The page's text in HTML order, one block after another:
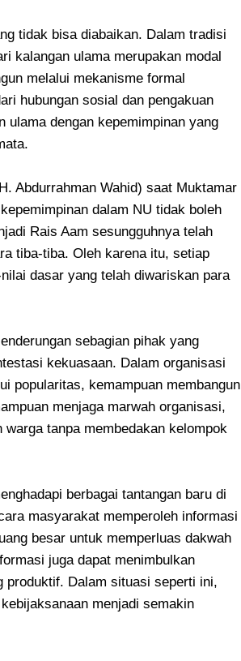
tidak bisa diabaikan. Dalam tradisi
kalangan ulama merupakan modal
melalui mekanisme formal
hubungan sosial dan pengakuan
ulama dengan kepemimpinan yang
Abdurrahman Wahid) saat Muktamar
dalam NU tidak boleh
Rais Aam sesungguhnya telah
tiba-tiba. Oleh karena itu, setiap
dasar yang telah diwariskan para
sebagian pihak yang
kekuasaan. Dalam organisasi
popularitas, kemampuan membangun
menjaga marwah organisasi,
tanpa membedakan kelompok
berbagai tantangan baru di
masyarakat memperoleh informasi
besar untuk memperluas dakwah
juga dapat menimbulkan
produktif. Dalam situasi seperti ini,
menjadi semakin